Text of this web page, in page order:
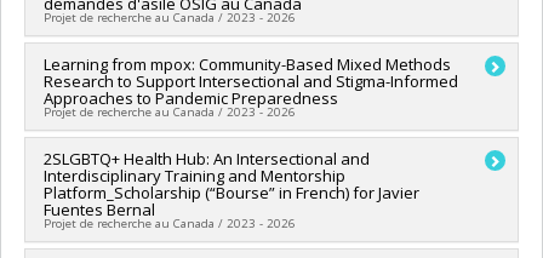
Co-chercheurs : Edward Ou Jin Lee
Sources de financement :
Programmes de subvention :PV152160-Subvention
Connexion
Projet de recherche au Canada / 2023 - 2026
Chercheur principal : Ahmed Hamila
Co-chercheurs :Edward Ou Jin Lee
Sources de financement :CRSH/Conseil de recherches en
sciences humaines du Canada
Programmes de subvention :PV153480-Subventions de
développement Savoir
Learning from mpox: Community-Based Mixed Methods
Research to Support Intersectional and Stigma-Informed
Approaches to Pandemic Preparedness
Projet de recherche au Canada / 2023 - 2026
Chercheur principal :Daniel Grace
Co-chercheurs : Edward Ou Jin Lee
Sources de financement :IRSC/Instituts de recherche en
santé du Canada
Programmes de subvention :PVXXXXXX-Subvention d'équipe
2SLGBTQ+ Health Hub: An Intersectional and
Interdisciplinary Training and Mentorship
Platform_Scholarship (“Bourse” in French) for Javier
Fuentes Bernal
Projet de recherche au Canada / 2023 - 2026